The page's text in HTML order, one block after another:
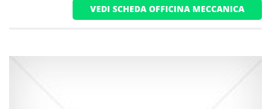
VEDI SCHEDA OFFICINA MECCANICA